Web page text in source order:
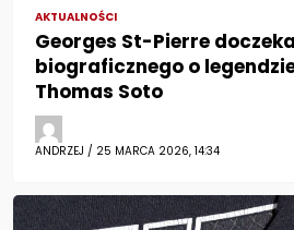
AKTUALNOŚCI
Georges St-Pierre
biograficznego o legendzie
Thomas Soto
ANDRZEJ / 25 MARCA 2026, 14:34